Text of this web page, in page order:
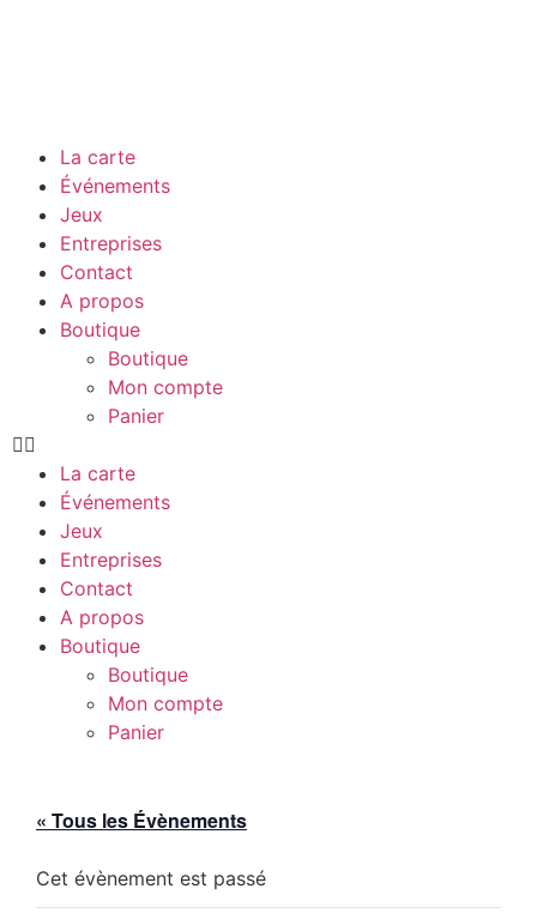
La carte
Événements
Jeux
Entreprises
Contact
A propos
Boutique
Boutique
Mon compte
Panier
La carte
Événements
Jeux
Entreprises
Contact
A propos
Boutique
Boutique
Mon compte
Panier
« Tous les Évènements
Cet évènement est passé